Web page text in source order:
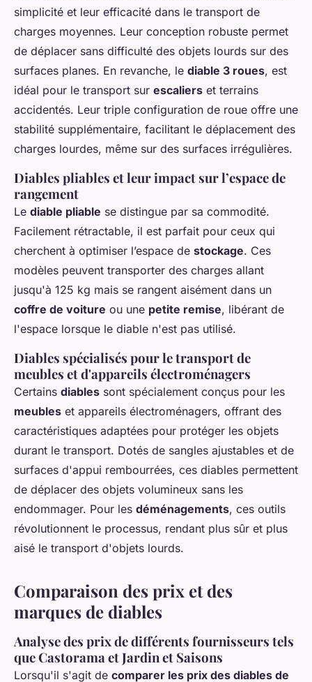
simplicité et leur efficacité dans le transport de
charges moyennes. Leur conception robuste permet
de déplacer sans difficulté des objets lourds sur des
surfaces planes. En revanche, le diable 3 roues, est
idéal pour le transport sur escaliers et terrains
accidentés. Leur triple configuration de roue offre une
stabilité supplémentaire, facilitant le déplacement des
charges lourdes, même sur des surfaces irrégulières.
Diables pliables et leur impact sur l’espace de
rangement
Le diable pliable se distingue par sa commodité.
Facilement rétractable, il est parfait pour ceux qui
cherchent à optimiser l’espace de stockage. Ces
modèles peuvent transporter des charges allant
jusqu'à 125 kg mais se rangent aisément dans un
coffre de voiture ou une petite remise, libérant de
l'espace lorsque le diable n'est pas utilisé.
Diables spécialisés pour le transport de
meubles et d'appareils électroménagers
Certains diables sont spécialement conçus pour les
meubles et appareils électroménagers, offrant des
caractéristiques adaptées pour protéger les objets
durant le transport. Dotés de sangles ajustables et de
surfaces d'appui rembourrées, ces diables permettent
de déplacer des objets volumineux sans les
endommager. Pour les déménagements, ces outils
révolutionnent le processus, rendant plus sûr et plus
aisé le transport d'objets lourds.
Comparaison des prix et des
marques de diables
Analyse des prix de différents fournisseurs tels
que Castorama et Jardin et Saisons
Lorsqu'il s'agit de comparer les prix des diables de